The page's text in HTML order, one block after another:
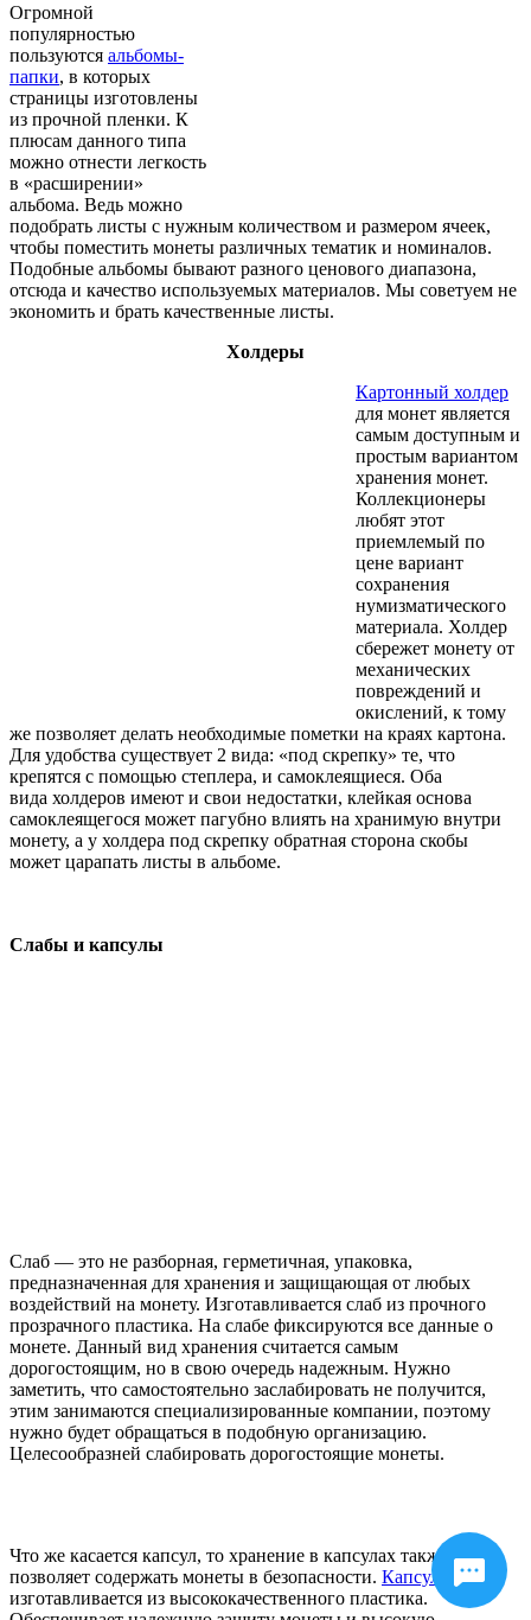
Огромной
популярностью
пользуются альбомы-
папки, в которых
страницы изготовлены
из прочной пленки. К
плюсам данного типа
можно отнести легкость
в «расширении»
альбома. Ведь можно
подобрать листы с нужным количеством и размером ячеек,
чтобы поместить монеты различных тематик и номиналов.
Подобные альбомы бывают разного ценового диапазона,
отсюда и качество используемых материалов. Мы советуем не
экономить и брать качественные листы.
Холдеры
Картонный холдер
для монет является
самым доступным и
простым вариантом
хранения монет.
Коллекционеры
любят этот
приемлемый по
цене вариант
сохранения
нумизматического
материала. Холдер
сбережет монету от
механических
повреждений и
окислений, к тому
же позволяет делать необходимые пометки на краях картона.
Для удобства существует 2 вида: «под скрепку» те, что
крепятся с помощью степлера, и самоклеящиеся. Оба
вида холдеров имеют и свои недостатки, клейкая основа
самоклеящегося может пагубно влиять на хранимую внутри
монету, а у холдера под скрепку обратная сторона скобы
может царапать листы в альбоме.
Слабы и капсулы
Слаб — это не разборная, герметичная, упаковка,
предназначенная для хранения и защищающая от любых
воздействий на монету. Изготавливается слаб из прочного
прозрачного пластика. На слабе фиксируются все данные о
монете. Данный вид хранения считается самым
дорогостоящим, но в свою очередь надежным. Нужно
заметить, что самостоятельно заслабировать не получится,
этим занимаются специализированные компании, поэтому
нужно будет обращаться в подобную организацию.
Целесообразней слабировать дорогостоящие монеты.
Что же касается капсул, то хранение в капсулах также
позволяет содержать монеты в безопасности. Капсула
изготавливается из высококачественного пластика.